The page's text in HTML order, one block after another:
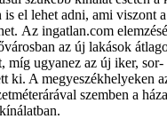
is el lehet adni, ami viszont
Az ingatlan.com
az új lakások
míg ugyanez az új iker, sor-
ki. A megyeszékhelyeken
szemben a